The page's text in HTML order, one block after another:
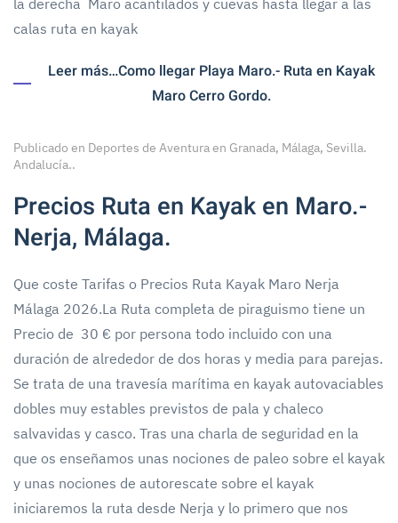
la derecha Maro acantilados y cuevas hasta llegar a las
calas ruta en kayak
Leer más…Como llegar Playa Maro.- Ruta en Kayak
Maro Cerro Gordo.
Publicado en Deportes de Aventura en Granada, Málaga, Sevilla.
Andalucía..
Precios Ruta en Kayak en Maro.-
Nerja, Málaga.
Que coste Tarifas o Precios Ruta Kayak Maro Nerja
Málaga 2026.La Ruta completa de piraguismo tiene un
Precio de 30 € por persona todo incluido con una
duración de alrededor de dos horas y media para parejas.
Se trata de una travesía marítima en kayak autovaciables
dobles muy estables previstos de pala y chaleco
salvavidas y casco. Tras una charla de seguridad en la
que os enseñamos unas nociones de paleo sobre el kayak
y unas nociones de autorescate sobre el kayak
iniciaremos la ruta desde Nerja y lo primero que nos